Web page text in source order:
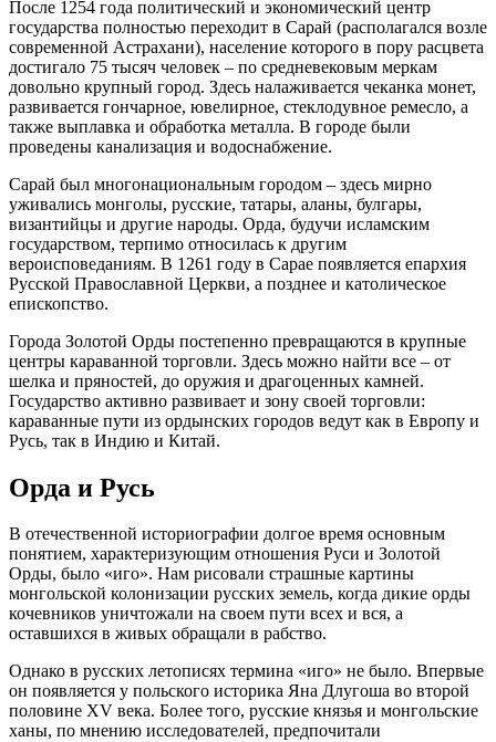
После 1254 года политический и экономический центр
государства полностью переходит в Сарай (располагался возле
современной Астрахани), население которого в пору расцвета
достигало 75 тысяч человек – по средневековым меркам
довольно крупный город. Здесь налаживается чеканка монет,
развивается гончарное, ювелирное, стеклодувное ремесло, а
также выплавка и обработка металла. В городе были
проведены канализация и водоснабжение.
Сарай был многонациональным городом – здесь мирно
уживались монголы, русские, татары, аланы, булгары,
византийцы и другие народы. Орда, будучи исламским
государством, терпимо относилась к другим
вероисповеданиям. В 1261 году в Сарае появляется епархия
Русской Православной Церкви, а позднее и католическое
епископство.
Города Золотой Орды постепенно превращаются в крупные
центры караванной торговли. Здесь можно найти все – от
шелка и пряностей, до оружия и драгоценных камней.
Государство активно развивает и зону своей торговли:
караванные пути из ордынских городов ведут как в Европу и
Русь, так в Индию и Китай.
Орда и Русь
В отечественной историографии долгое время основным
понятием, характеризующим отношения Руси и Золотой
Орды, было «иго». Нам рисовали страшные картины
монгольской колонизации русских земель, когда дикие орды
кочевников уничтожали на своем пути всех и вся, а
оставшихся в живых обращали в рабство.
Однако в русских летописях термина «иго» не было. Впервые
он появляется у польского историка Яна Длугоша во второй
половине XV века. Более того, русские князья и монгольские
ханы, по мнению исследователей, предпочитали